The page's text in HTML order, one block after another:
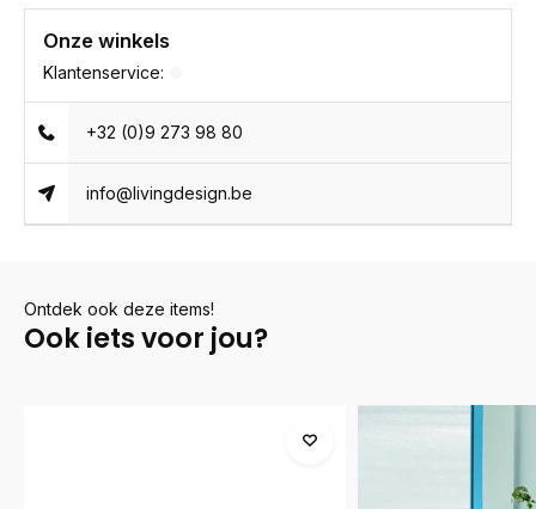
Onze winkels
Klantenservice:
+32 (0)9 273 98 80
info@livingdesign.be
Ontdek ook deze items!
Ook iets voor jou?